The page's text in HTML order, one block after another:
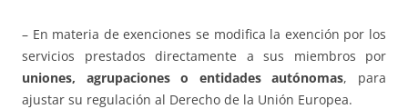
– En materia de exenciones se modifica la exención por los
servicios prestados directamente a sus miembros por
uniones, agrupaciones o entidades autónomas, para
ajustar su regulación al Derecho de la Unión Europea.